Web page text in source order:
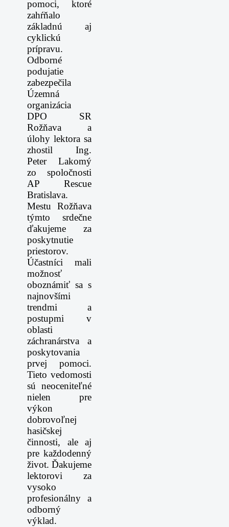
pomoci, ktoré
zahŕňalo
základnú aj
cyklickú
prípravu.
Odborné
podujatie
zabezpečila
Územná
organizácia
DPO SR
Rožňava a
úlohy lektora sa
zhostil Ing.
Peter Lakomý
zo spoločnosti
AP Rescue
Bratislava.
Mestu Rožňava
týmto srdečne
ďakujeme za
poskytnutie
priestorov.
Účastníci mali
možnosť
oboznámiť sa s
najnovšími
trendmi a
postupmi v
oblasti
záchranárstva a
poskytovania
prvej pomoci.
Tieto vedomosti
sú neoceniteľné
nielen pre
výkon
dobrovoľnej
hasičskej
činnosti, ale aj
pre každodenný
život. Ďakujeme
lektorovi za
vysoko
profesionálny a
odborný
výklad.